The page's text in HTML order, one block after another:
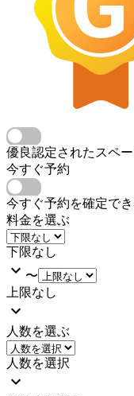
優良認定されたスペ
今すぐ予約
今すぐ予約を確定で
料金を選ぶ
下限なし
〜
上限なし
人数を選ぶ
人数を選択